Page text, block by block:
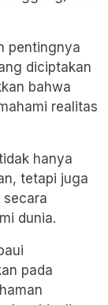
pentingnya
diciptakan
bahwa
realitas
hanya
tetapi juga
secara
dunia.
pada